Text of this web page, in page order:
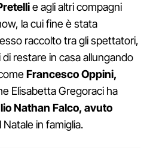
e agli altri compagni
la cui fine è stata
raccolto tra gli spettatori,
restare in casa allungando
Francesco Oppini,
Elisabetta Gregoraci ha
Nathan Falco, avuto
in famiglia.